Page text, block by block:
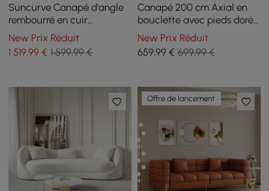
Suncurve Canapé d'angle
rembourré en cuir
performance de 211 cm
avec oreillers
New Prix Réduit
1 519,99 € 1 599,99 €
Canapé 200 cm Axial en
bouclette avec pieds dorés
et coussins
New Prix Réduit
659,99€ 699,99 €
Offre de lancement